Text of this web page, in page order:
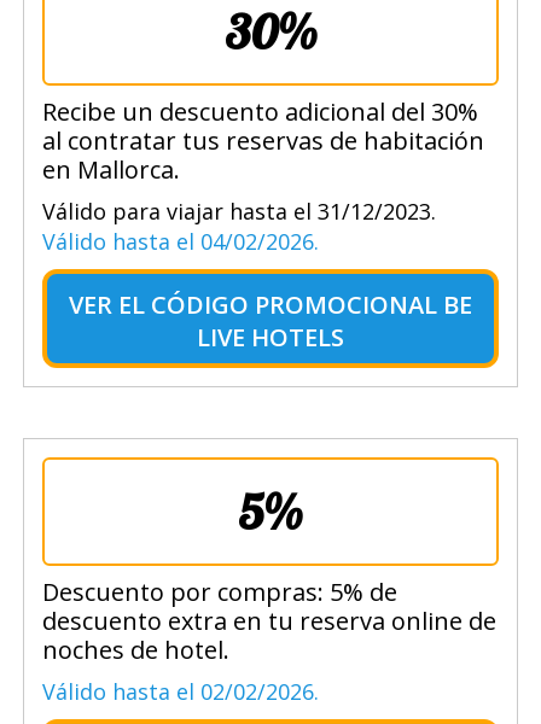
30%
Recibe un descuento adicional del 30%
al contratar tus reservas de habitación
en Mallorca.
Válido para viajar hasta el 31/12/2023.
Válido hasta el 04/02/2026.
VER EL CÓDIGO PROMOCIONAL BE
LIVE HOTELS
5%
Descuento por compras: 5% de
descuento extra en tu reserva online de
noches de hotel.
Válido hasta el 02/02/2026.